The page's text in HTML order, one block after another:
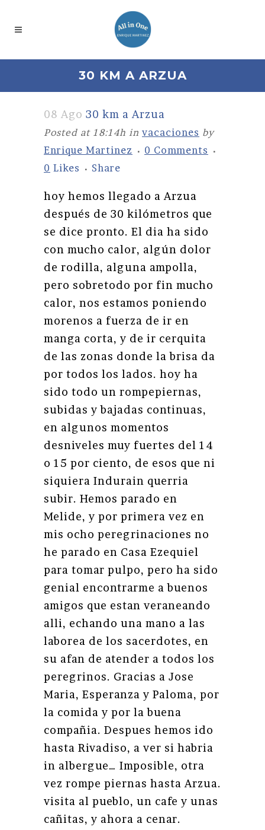
30 KM A ARZUA
08 Ago 30 km a Arzua
Posted at 18:14h in vacaciones by
Enrique Martinez
0 Comments
0 Likes Share
hoy hemos llegado a Arzua
después de 30 kilómetros que
se dice pronto. El dia ha sido
con mucho calor, algún dolor
de rodilla, alguna ampolla,
pero sobretodo por fin mucho
calor, nos estamos poniendo
morenos a fuerza de ir en
manga corta, y de ir cerquita
de las zonas donde la brisa da
por todos los lados. hoy ha
sido todo un rompepiernas,
subidas y bajadas continuas,
en algunos momentos
desniveles muy fuertes del 14
o 15 por ciento, de esos que ni
siquiera Indurain querria
subir. Hemos parado en
Melide, y por primera vez en
mis ocho peregrinaciones no
he parado en Casa Ezequiel
para tomar pulpo, pero ha sido
genial encontrarme a buenos
amigos que estan veraneando
alli, echando una mano a las
laborea de los sacerdotes, en
su afan de atender a todos los
peregrinos. Gracias a Jose
Maria, Esperanza y Paloma, por
la comida y por la buena
compañia. Despues hemos ido
hasta Rivadiso, a ver si habria
in albergue… Imposible, otra
vez rompe piernas hasta Arzua.
visita al pueblo, un cafe y unas
cañitas, y ahora a cenar.